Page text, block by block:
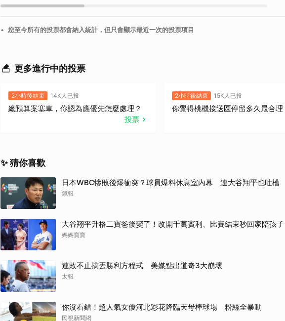
• 您至今所有的投票都會納入統計，但只會顯示最近一次的投票項目
更多進行中的投票
2小時後結束 14K人已投
總預算案塞車，你認為應優先怎麼處理？
投票
2小時後結束 15K人已投
你覺得桃機接送區停留多久最合理
✨ 猜你喜歡
日本WBC慘敗後爆衝突？球員爆料休息室內幕 連大谷翔平也吐槽
鏡報
大谷翔平升格二寶爸後變了！改開千萬賓利、比賽結束秒回家陪孩
媽媽寶寶
連敗不止搞丟勝利方程式 美媒點出道奇3大崩壞
太報
你沒看錯！超人氣女優河北彩花降臨天母棒球場 粉絲全暴動
民視新聞網